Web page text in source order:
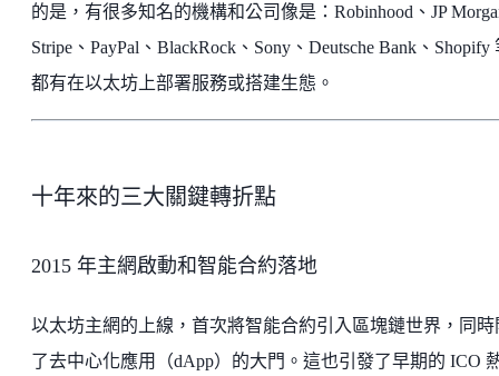
的是，有很多知名的機構和公司像是：Robinhood、JP
Stripe、PayPal、BlackRock、Sony、Deutsche Bank、Shopify
都有在以太坊上部署服務或搭建生態。
十年來的三大關鍵轉折點
2015 年主網啟動和智能合約落地
以太坊主網的上線，首次將智能合約引入區塊鏈世界，同時
了去中心化應用（dApp）的大門。這也引發了早期的 ICO